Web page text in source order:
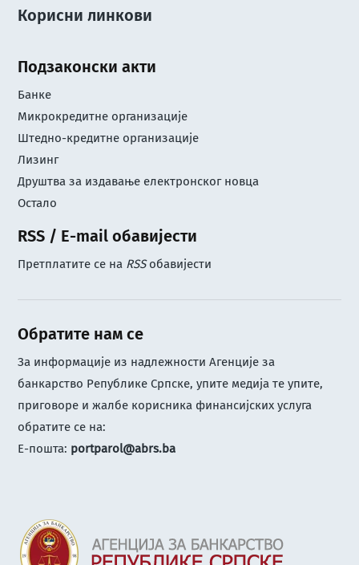
Корисни линкови
Подзаконски акти
Банке
Микрокредитне организације
Штедно-кредитне организације
Лизинг
Друштва за издавање електронског новца
Остало
RSS / E-mail обавијести
Претплатите се на RSSобавијести
Обратите нам се
За информације из надлежности Агенције за
банкарство Републике Српске, упите медија те упите,
приговоре и жалбе корисника финансијских услуга
обратите се на:
Е-пошта: portparol@abrs.ba